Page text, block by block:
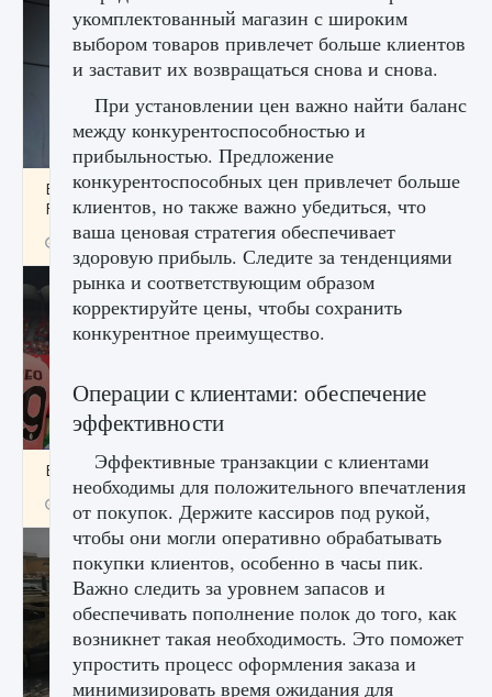
Все новые функции в режиме карьеры EA
FC 25
9 августа 2024 2 096 0 2
Входят ли «Милан» и «Интер» в EA FC 25
укомплектованный магазин с широким
выбором товаров привлечет больше клиентов
и заставит их возвращаться снова и снова.
При установлении цен важно найти баланс
между конкурентоспособностью и
прибыльностью. Предложение
конкурентоспособных цен привлечет больше
клиентов, но также важно убедиться, что
ваша ценовая стратегия обеспечивает
здоровую прибыль. Следите за тенденциями
рынка и соответствующим образом
корректируйте цены, чтобы сохранить
конкурентное преимущество.
Операции с клиентами: обеспечение
эффективности
Эффективные транзакции с клиентами
необходимы для положительного впечатления
от покупок. Держите кассиров под рукой,
чтобы они могли оперативно обрабатывать
покупки клиентов, особенно в часы пик.
Важно следить за уровнем запасов и
обеспечивать пополнение полок до того, как
возникнет такая необходимость. Это поможет
упростить процесс оформления заказа и
минимизировать время ожидания для